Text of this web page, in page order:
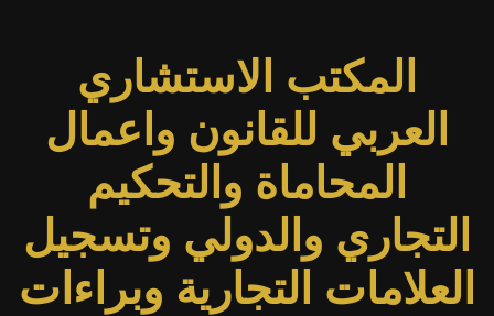
المكتب الاستشاري
العربي للقانون واعمال
المحاماة والتحكيم
التجاري والدولي وتسجيل
العلامات التجارية وبراءات